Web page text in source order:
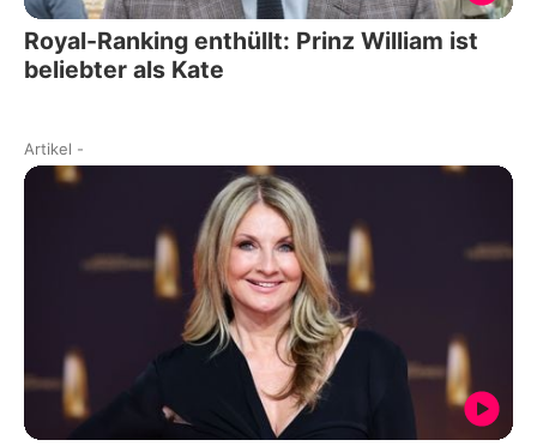
Royal-Ranking enthüllt: Prinz William ist
beliebter als Kate
Artikel -